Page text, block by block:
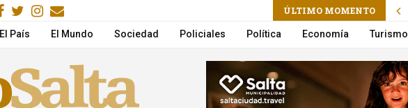
ÚLTIMO MOMENTO
Investigan un presunto ataque en la vivienda de un empresario en Villa San Lorenzo
Facebook
Gorjeo
Instagram
Email
El País El Mundo Sociedad Policiales Política Economía Turismo